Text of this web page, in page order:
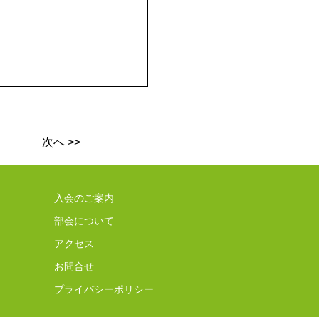
次へ >>
入会のご案内
部会について
アクセス
お問合せ
プライバシーポリシー